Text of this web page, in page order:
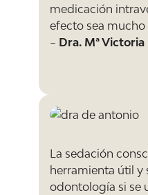
medicación
efecto sea
– Dra. Mª
La sedación
herramienta útil y
odontología si se